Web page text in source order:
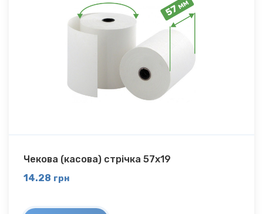
Чекова (касова) стрічка 57х19
14.28 грн